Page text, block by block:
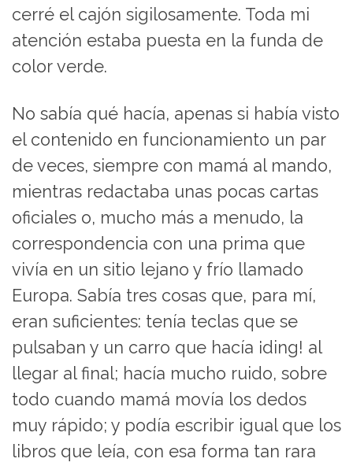
cerré el cajón sigilosamente. Toda mi
atención estaba puesta en la funda de
color verde.
No sabía qué hacía, apenas si había visto
el contenido en funcionamiento un par
de veces, siempre con mamá al mando,
mientras redactaba unas pocas cartas
oficiales o, mucho más a menudo, la
correspondencia con una prima que
vivía en un sitio lejano y frío llamado
Europa. Sabía tres cosas que, para mí,
eran suficientes: tenía teclas que se
pulsaban y un carro que hacía ¡ding! al
llegar al final; hacía mucho ruido, sobre
todo cuando mamá movía los dedos
muy rápido; y podía escribir igual que los
libros que leía, con esa forma tan rara